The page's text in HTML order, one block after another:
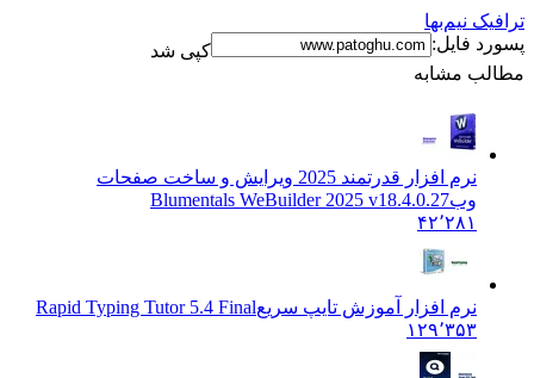
نرم افزار قدرتمند 2025 ویرایش و ساخت صفحات
Blumentals WeBuilder 2025 v18.4.0.27
افزار آموزش تايپ سريعRapid Typing Tutor 5.4 Final